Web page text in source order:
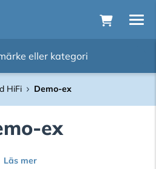
HiFi Demo-ex
ex
Läs mer